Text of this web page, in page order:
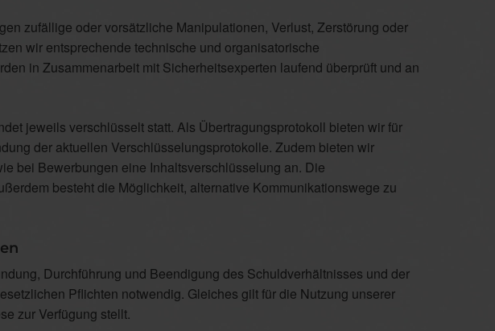
zufällige oder vorsätzliche Manipulationen, Verlust, Zerstörung oder
wir entsprechende technische und organisatorische
in Zusammenarbeit mit Sicherheitsexperten laufend überprüft und an
jeweils verschlüsselt statt. Als Übertragungsprotokoll bieten wir für
der aktuellen Verschlüsselungsprotokolle. Zudem bieten wir
bei Bewerbungen eine Inhaltsverschlüsselung an. Die
besteht die Möglichkeit, alternative Kommunikationswege zu
Durchführung und Beendigung des Schuldverhältnisses und der
Pflichten notwendig. Gleiches gilt für die Nutzung unserer
zur Verfügung stellt.